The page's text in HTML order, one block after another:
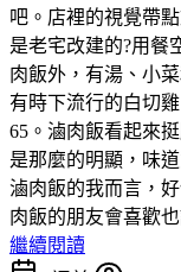
吧。店裡的視覺帶
是老宅改建的?用餐
肉飯外，有湯、小
有時下流行的白切
65。滷肉飯看起來
是那麼的明顯，味
滷肉飯的我而言，
肉飯的朋友會喜歡也
繼續閱讀